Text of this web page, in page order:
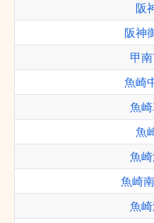
阪
阪神
甲
魚崎
魚
魚
魚
魚崎
魚